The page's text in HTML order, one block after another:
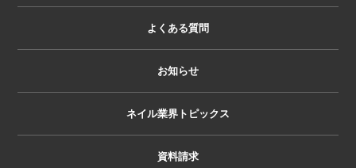
よくある質問
お知らせ
ネイル業界トピックス
資料請求